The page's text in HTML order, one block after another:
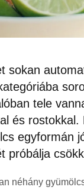
sokan
tele
és rostokkal.
egyformán
próbálja
néhány